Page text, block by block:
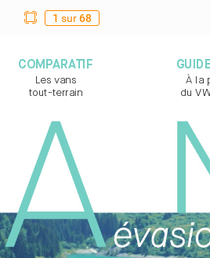
1 sur 68
À la
du
COMPARATIF
Les vans
tout-terrain